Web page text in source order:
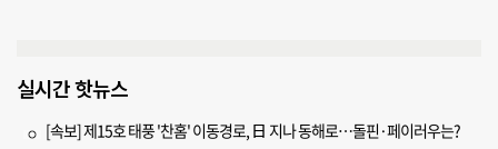
실시간 핫뉴스
[속보] 제15호 태풍 '찬홈' 이동경로, 日 지나 동해로…돌핀·페이러우는?